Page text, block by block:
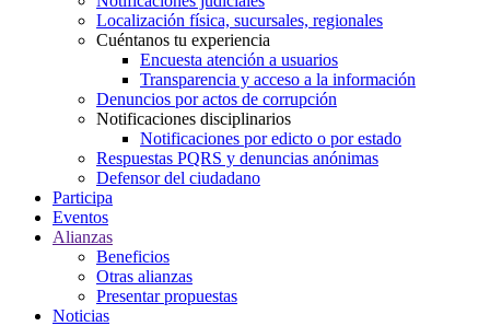
Localización física, sucursales, regionales
Cuéntanos tu experiencia
Encuesta atención a usuarios
Transparencia y acceso a la información
Denuncios por actos de corrupción
Notificaciones disciplinarios
Notificaciones por edicto o por estado
Respuestas PQRS y denuncias anónimas
Defensor del ciudadano
Participa
Eventos
Alianzas
Beneficios
Otras alianzas
Presentar propuestas
Noticias